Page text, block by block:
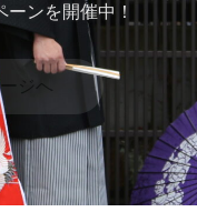
ンを開催中！
ジへ